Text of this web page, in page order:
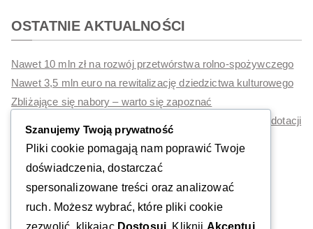
OSTATNIE AKTUALNOŚCI
Nawet 10 mln zł na rozwój przetwórstwa rolno-spożywczego
Nawet 3,5 mln euro na rewitalizację dziedzictwa kulturowego
Zbliżające się nabory – warto się zapoznać
Polskie Mosty Technologiczne 2026 – nawet 180 tys. zł dotacji
na rozwój eksportu. Ruszył nabór 3N/2026
Dotacje na inwestycje z ZUS
Szanujemy Twoją prywatność
Pliki cookie pomagają nam poprawić Twoje
doświadczenia, dostarczać
spersonalizowane treści oraz analizować
ruch. Możesz wybrać, które pliki cookie
zezwolić, klikając Dostosuj . Kliknij Akceptuj